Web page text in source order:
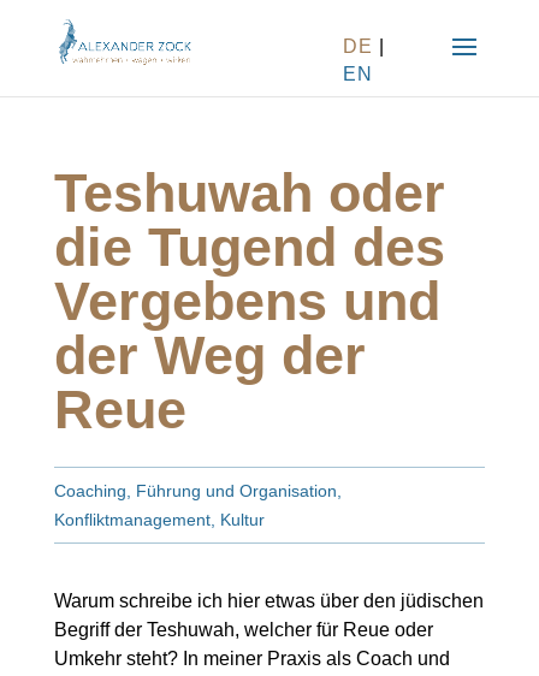
DE
EN
Teshuwah oder
die Tugend des
Vergebens und
der Weg der
Reue
Coaching Führung und Organisation
Konfliktmanagement, Kultur
Warum schreibe ich hier etwas über den jüdischen
Begriff der Teshuwah, welcher für Reue oder
Umkehr steht? In meiner Praxis als Coach und